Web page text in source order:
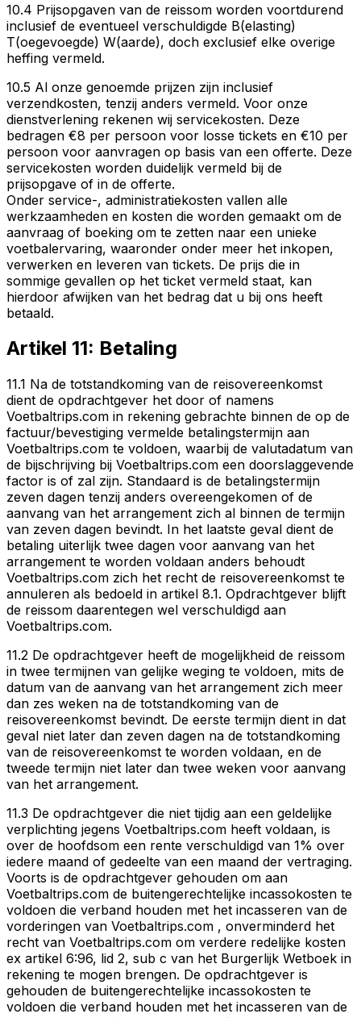
10.4 Prijsopgaven van de reissom worden voortdurend
inclusief de eventueel verschuldigde B(elasting)
T(oegevoegde) W(aarde), doch exclusief elke overige
heffing vermeld.
10.5 Al onze genoemde prijzen zijn inclusief
verzendkosten, tenzij anders vermeld. Voor onze
dienstverlening rekenen wij servicekosten. Deze
bedragen €8 per persoon voor losse tickets en €10 per
persoon voor aanvragen op basis van een offerte. Deze
servicekosten worden duidelijk vermeld bij de
prijsopgave of in de offerte.
Onder service-, administratiekosten vallen alle
werkzaamheden en kosten die worden gemaakt om de
aanvraag of boeking om te zetten naar een unieke
voetbalervaring, waaronder onder meer het inkopen,
verwerken en leveren van tickets. De prijs die in
sommige gevallen op het ticket vermeld staat, kan
hierdoor afwijken van het bedrag dat u bij ons heeft
betaald.
Artikel 11: Betaling
11.1 Na de totstandkoming van de reisovereenkomst
dient de opdrachtgever het door of namens
Voetbaltrips.com in rekening gebrachte binnen de op de
factuur/bevestiging vermelde betalingstermijn aan
Voetbaltrips.com te voldoen, waarbij de valutadatum van
de bijschrijving bij Voetbaltrips.com een doorslaggevende
factor is of zal zijn. Standaard is de betalingstermijn
zeven dagen tenzij anders overeengekomen of de
aanvang van het arrangement zich al binnen de termijn
van zeven dagen bevindt. In het laatste geval dient de
betaling uiterlijk twee dagen voor aanvang van het
arrangement te worden voldaan anders behoudt
Voetbaltrips.com zich het recht de reisovereenkomst te
annuleren als bedoeld in artikel 8.1. Opdrachtgever blijft
de reissom daarentegen wel verschuldigd aan
Voetbaltrips.com.
11.2 De opdrachtgever heeft de mogelijkheid de reissom
in twee termijnen van gelijke weging te voldoen, mits de
datum van de aanvang van het arrangement zich meer
dan zes weken na de totstandkoming van de
reisovereenkomst bevindt. De eerste termijn dient in dat
geval niet later dan zeven dagen na de totstandkoming
van de reisovereenkomst te worden voldaan, en de
tweede termijn niet later dan twee weken voor aanvang
van het arrangement.
11.3 De opdrachtgever die niet tijdig aan een geldelijke
verplichting jegens Voetbaltrips.com heeft voldaan, is
over de hoofdsom een rente verschuldigd van 1% over
iedere maand of gedeelte van een maand der vertraging.
Voorts is de opdrachtgever gehouden om aan
Voetbaltrips.com de buitengerechtelijke incassokosten te
voldoen die verband houden met het incasseren van de
vorderingen van Voetbaltrips.com , onverminderd het
recht van Voetbaltrips.com om verdere redelijke kosten
ex artikel 6:96, lid 2, sub c van het Burgerlijk Wetboek in
rekening te mogen brengen. De opdrachtgever is
gehouden de buitengerechtelijke incassokosten te
voldoen die verband houden met het incasseren van de